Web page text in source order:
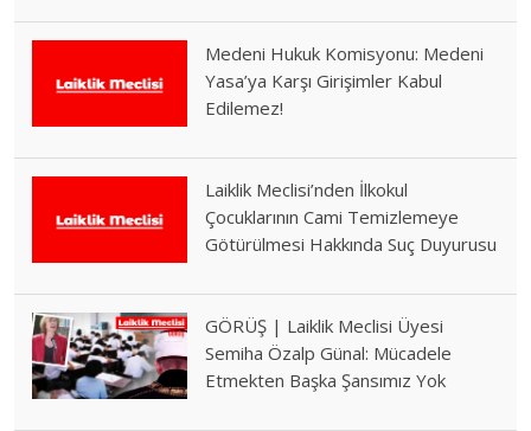
Medeni Hukuk Komisyonu: Medeni
Yasa’ya Karşı Girişimler Kabul
Edilemez!
Laiklik Meclisi’nden İlkokul
Çocuklarının Cami Temizlemeye
Götürülmesi Hakkında Suç Duyurusu
GÖRÜŞ | Laiklik Meclisi Üyesi
Semiha Özalp Günal: Mücadele
Etmekten Başka Şansımız Yok